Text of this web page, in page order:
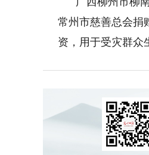
常州市慈善总会捐
资，用于受灾群众